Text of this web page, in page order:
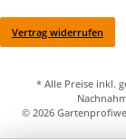
Vertrag widerrufen
* Alle Preise inkl.
© 2026